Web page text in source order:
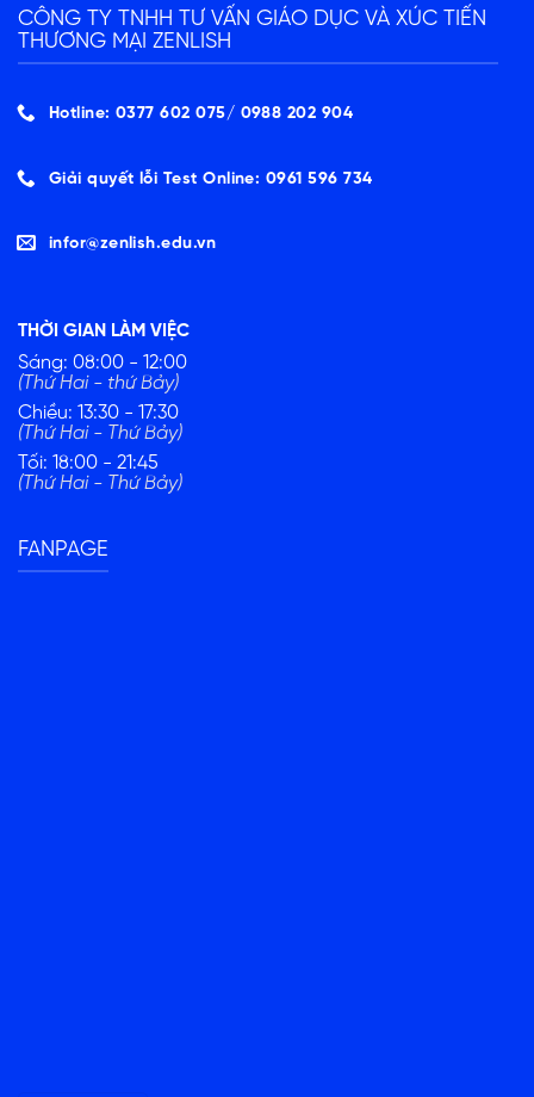
CÔNG TY TNHH TƯ VẤN GIÁO DỤC VÀ XÚC TIẾN
THƯƠNG MẠI ZENLISH
Hotline: 0377 602 075/ ‭0988 202 904‬
Giải quyết lỗi Test Online: 0961 596 734
infor@zenlish.edu.vn
THỜI GIAN LÀM VIỆC
Sáng: 08:00 - 12:00
(Thứ Hai - thứ Bảy)
Chiều: 13:30 - 17:30
(Thứ Hai - Thứ Bảy)
Tối: 18:00 - 21:45
(Thứ Hai - Thứ Bảy)
FANPAGE